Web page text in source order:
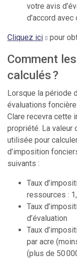
votre avis
d’accord avec
Cliquez ici pour
Comment
calculés ?
Lorsque la période
évaluations
Clare recevra cette
propriété. La valeur
utilisée pour
d’imposition
suivants :
Taux
ressources :
Taux
d’évaluation
Taux
par acre
(plus de 50